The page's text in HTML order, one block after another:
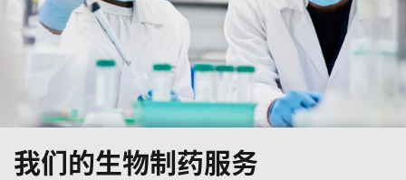
我们的生物制药服务